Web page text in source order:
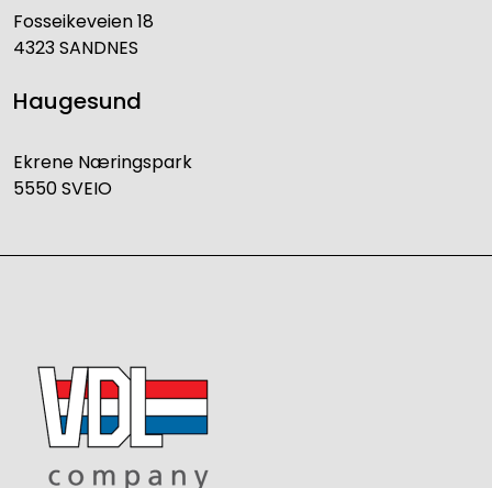
Fosseikeveien 18
4323 SANDNES
Haugesund
Ekrene Næringspark
5550 SVEIO